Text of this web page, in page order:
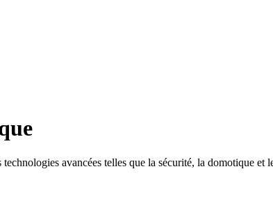
avancées telles que la sécurité, la domotique et